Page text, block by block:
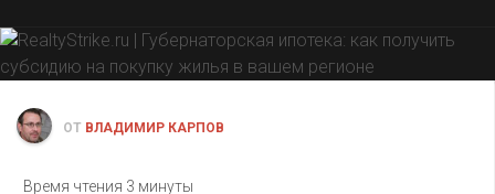
ОТ ВЛАДИМИР КАРПОВ
Время чтения 3 минуты